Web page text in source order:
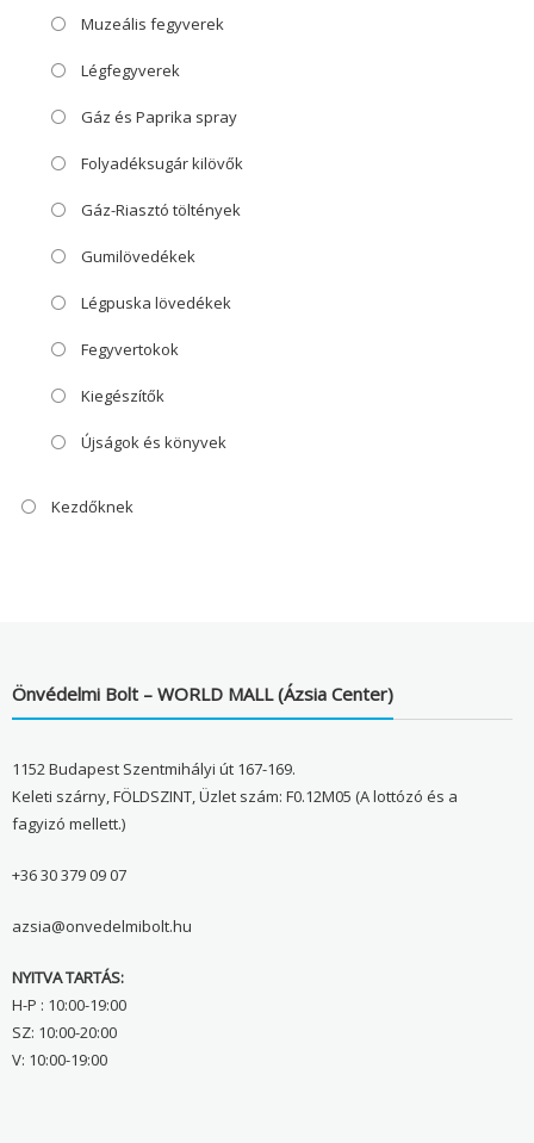
Muzeális fegyverek
Légfegyverek
Gáz és Paprika spray
Folyadéksugár kilövők
Gáz-Riasztó töltények
Gumilövedékek
Légpuska lövedékek
Fegyvertokok
Kiegészítők
Újságok és könyvek
Kezdőknek
Önvédelmi Bolt – WORLD MALL (Ázsia Center)
1152 Budapest Szentmihályi út 167-169.
Keleti szárny, FÖLDSZINT, Üzlet szám: F0.12M05 (A lottózó és a
fagyizó mellett.)
+36 30 379 09 07
azsia@onvedelmibolt.hu
NYITVA TARTÁS:
H-P : 10:00-19:00
SZ: 10:00-20:00
V: 10:00-19:00